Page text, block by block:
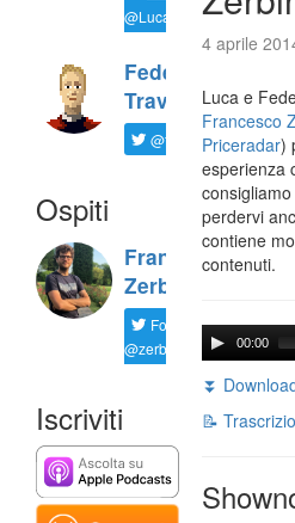
@LucaTNT
Federico
Travaini
@ftrava
Ospiti
Francesco
Zerbinati
Follow
@zerbfra
Iscriviti
4 aprile
Luca e
Francesco
Priceradar)
esperienza
perdervi
contiene
contenuti.
00:00
⏬
📝